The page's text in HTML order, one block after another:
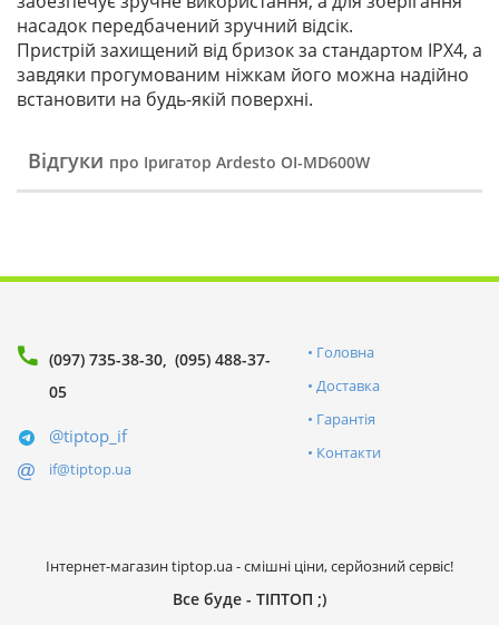
насадок передбачений зручний відсік.
Пристрій захищений від бризок за стандартом IPX4, а
завдяки прогумованим ніжкам його можна надійно
встановити на будь-якій поверхні.
Відгуки про Іригатор Ardesto OI-MD600W
(097) 735-38-30 (095) 488-37-
05
@tiptop_if
if@tiptop.ua
Головна
Доставка
Гарантія
Контакти
Інтернет-магазин tiptop.ua - смішні ціни, серйозний сервіс!
Все буде - ТІПТОП ;)